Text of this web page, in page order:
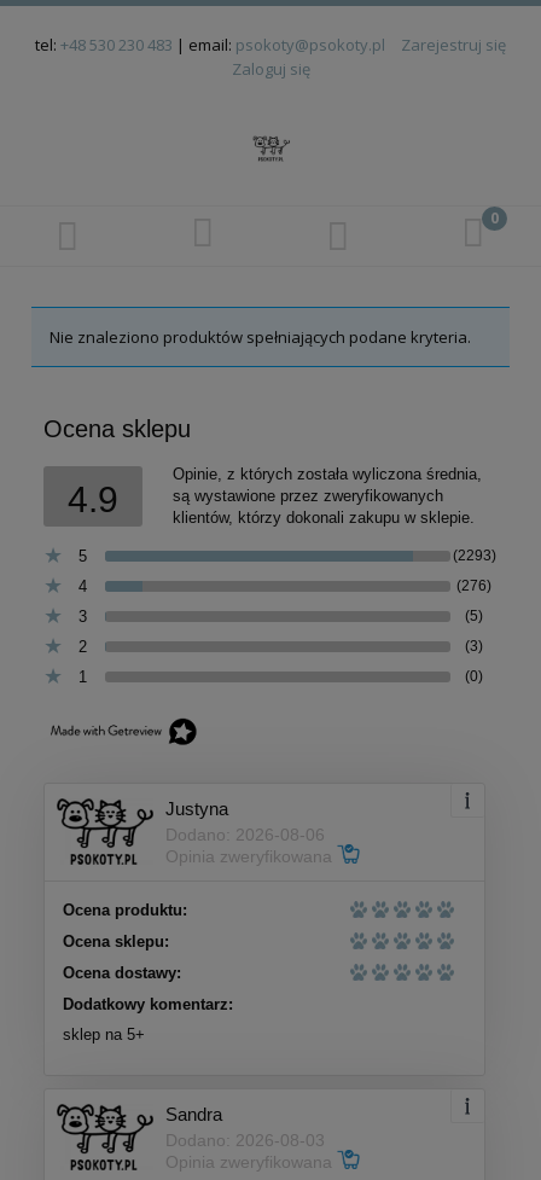
tel: +48 530 230 483 | email: psokoty@psokoty.pl
Zarejestruj się
Zaloguj się
Nie znaleziono produktów spełniających podane kryteria.
Ocena sklepu
4.9
Opinie, z których została wyliczona średnia,
są wystawione przez zweryfikowanych
klientów, którzy dokonali zakupu w sklepie.
5 (2293)
4 (276)
3 (5)
2 (3)
1 (0)
Justyna
Dodano: 2026-08-06
Opinia zweryfikowana
Ocena produktu:
Ocena sklepu:
Ocena dostawy:
Dodatkowy komentarz:
sklep na 5+
Sandra
Dodano: 2026-08-03
Opinia zweryfikowana